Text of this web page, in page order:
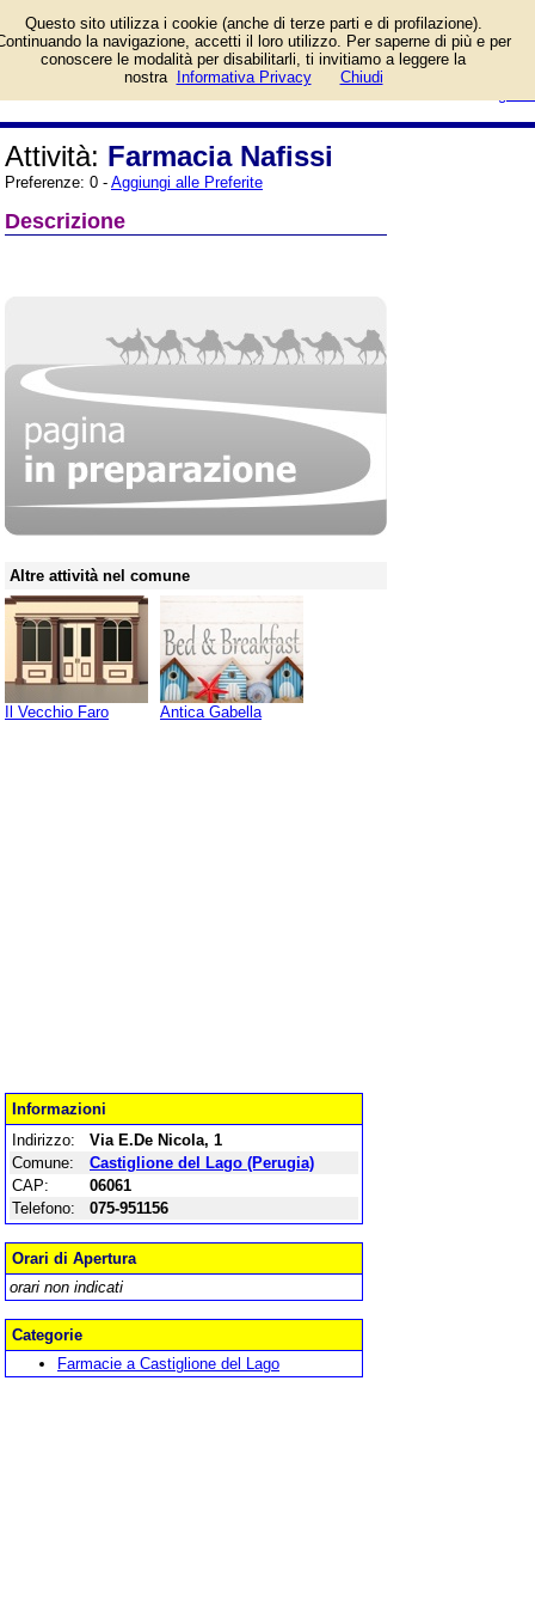
di telefono di Farmacia Nafissi a
Castiglione del Lago (Perugia),
Via E.De Nicola, 1. Categoria
Attività: Farmacia Nafissi
Preferenze: 0 - Aggiungi alle Preferite
Descrizione
Altre attività nel comune
Il Vecchio Faro Antica Gabella
Informazioni
Indirizzo:
Via E.De Nicola, 1
Comune:
Castiglione del Lago (Perugia)
CAP:
06061
Telefono:
075-951156
Orari di Apertura
orari non indicati
Categorie
Farmacie a Castiglione del Lago
Questo sito utilizza i cookie (anche di terze parti e di profilazione).
la navigazione, accetti il loro utilizzo. Per saperne di più e per
conoscere le modalità per disabilitarli, ti invitiamo a leggere la
nostra
Informativa Privacy Chiudi